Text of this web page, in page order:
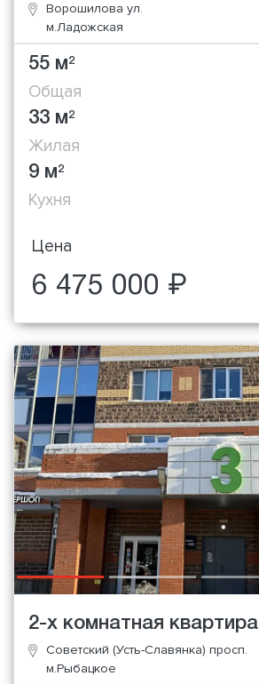
Ворошилова ул.
м.Ладожская
55 м2
Общая
33 м2
Жилая
9 м2
Кухня
Цена
6 475 000 ₽
2-х комнатная квартира
Советский (Усть-Славянка) просп.
м.Рыбацкое